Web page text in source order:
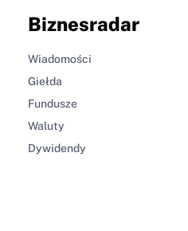
Biznesradar
Wiadomości
Giełda
Fundusze
Waluty
Dywidendy